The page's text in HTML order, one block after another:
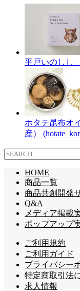
平戸いのしし
ホタテ昆布オ
産）
HOME
商品一覧
商品共創開発
Q&A
メディア掲載
ポップアップ
ご利用規約
ご利用ガイド
プライバシー
特定商取引法
求人情報